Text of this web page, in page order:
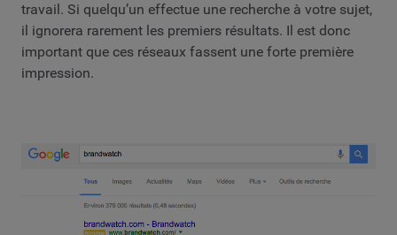
travail. Si quelqu’un effectue une recherche à votre sujet,
il ignorera rarement les premiers résultats. Il est donc
important que ces réseaux fassent une forte première
impression.